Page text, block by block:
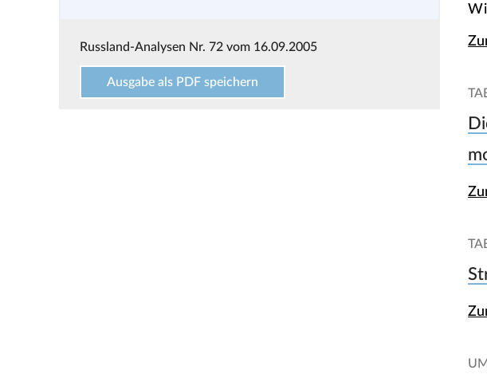
Russland-Analysen Nr. 72 vom 16.09.2005
Ausgabe als PDF speichern